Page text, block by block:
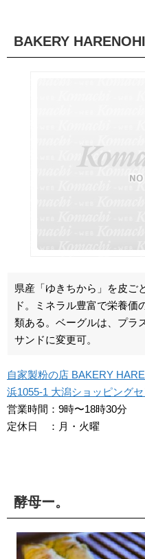
BAKERY HARENOHI
県産「ゆきちから」を皮ご
ド。ミネラル豊富で栄養価
類ある。ベーグルは、プラ
サンドに変更可。
自家製粉の店 BAKERY
浜1055-1 大潟ショッピングセ
営業時間：9時〜18時30分
定休日 ：月・火曜
酵母ー。